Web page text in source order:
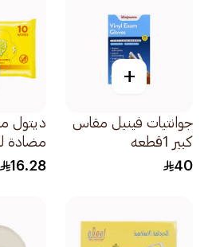
+
جوانتيات فينيل مقاس
كبير 1قطعه
40
ديتول
مضادة
10 مناديل
16.28